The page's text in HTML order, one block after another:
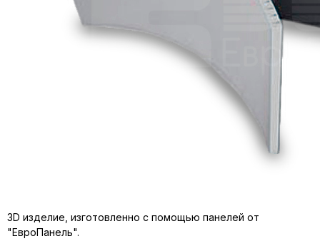
3D изделие, изготовленно с помощью панелей от
"ЕвроПанель".